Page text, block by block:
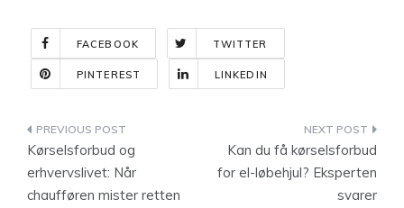
FACEBOOK TWITTER
PINTEREST LINKEDIN
Indlægsnavigation
Kørselsforbud og
erhvervslivet: Når
chaufføren mister retten
Kan du få kørselsforbud
for el-løbehjul? Eksperten
svarer